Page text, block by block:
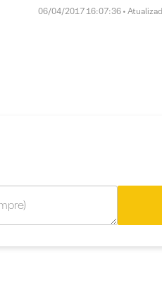
06/04/2017 16:07:36 •